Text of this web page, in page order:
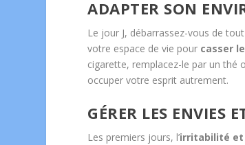
ADAPTER SON
Le jour J, débarrassez-vous de
votre espace de vie pour casser
cigarette, remplacez-le par un thé
occuper votre esprit autrement.
GÉRER LES ENVIES
Les premiers jours, l’irritabilité et